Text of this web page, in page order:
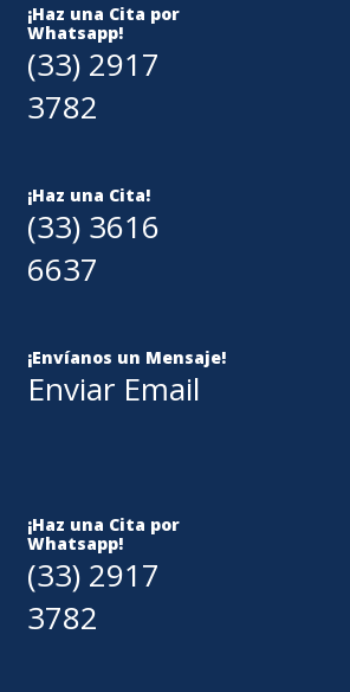
¡Haz una Cita por
Whatsapp!
(33) 2917
3782
¡Haz una Cita!
(33) 3616
6637
¡Envíanos un Mensaje!
Enviar Email
¡Haz una Cita por
Whatsapp!
(33) 2917
3782